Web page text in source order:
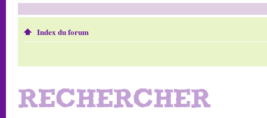
Index du forum
RECHERCHER